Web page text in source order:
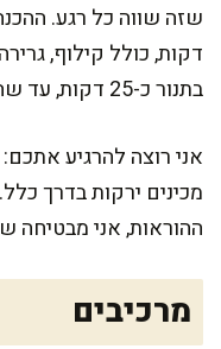
דקות, כולל קילוף,
בתנור כ-25 דקות, עד שהקציצות מקבלות צבע זהוב ומגרה.
אני רוצה להרגיע
מכינים ירקות בדרך
ההוראות, אני מבטיחה
מרכיבים